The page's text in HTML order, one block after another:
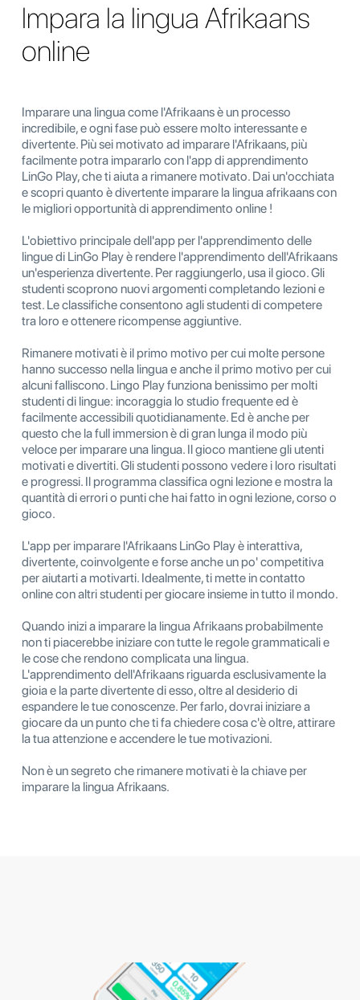
Impara la lingua Afrikaans
online
Imparare una lingua come l'Afrikaans è un processo
incredibile, e ogni fase può essere molto interessante e
divertente. Più sei motivato ad imparare l'Afrikaans, più
facilmente potra impararlo con l'app di apprendimento
LinGo Play, che ti aiuta a rimanere motivato. Dai un'occhiata
e scopri quanto è divertente imparare la lingua afrikaans con
le migliori opportunità di apprendimento online !
L'obiettivo principale dell'app per l'apprendimento delle
lingue di LinGo Play è rendere l'apprendimento dell'Afrikaans
un'esperienza divertente. Per raggiungerlo, usa il gioco. Gli
studenti scoprono nuovi argomenti completando lezioni e
test. Le classifiche consentono agli studenti di competere
tra loro e ottenere ricompense aggiuntive.
Rimanere motivati ​​è il primo motivo per cui molte persone
hanno successo nella lingua e anche il primo motivo per cui
alcuni falliscono. Lingo Play funziona benissimo per molti
studenti di lingue: incoraggia lo studio frequente ed è
facilmente accessibili quotidianamente. Ed è anche per
questo che la full immersion è di gran lunga il modo più
veloce per imparare una lingua. Il gioco mantiene gli utenti
motivati ​​e divertiti. Gli studenti possono vedere i loro risultati
e progressi. Il programma classifica ogni lezione e mostra la
quantità di errori o punti che hai fatto in ogni lezione, corso o
gioco.
L'app per imparare l'Afrikaans LinGo Play è interattiva,
divertente, coinvolgente e forse anche un po' competitiva
per aiutarti a motivarti. Idealmente, ti mette in contatto
online con altri studenti per giocare insieme in tutto il mondo.
Quando inizi a imparare la lingua Afrikaans probabilmente
non ti piacerebbe iniziare con tutte le regole grammaticali e
le cose che rendono complicata una lingua.
L'apprendimento dell'Afrikaans riguarda esclusivamente la
gioia e la parte divertente di esso, oltre al desiderio di
espandere le tue conoscenze. Per farlo, dovrai iniziare a
giocare da un punto che ti fa chiedere cosa c'è oltre, attirare
la tua attenzione e accendere le tue motivazioni.
Non è un segreto che rimanere motivati ​​è la chiave per
imparare la lingua Afrikaans.